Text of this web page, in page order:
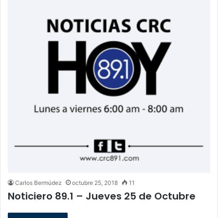
Carlos Bermúdez octubre 25, 2018 11
Noticiero 89.1 – Jueves 25 de Octubre